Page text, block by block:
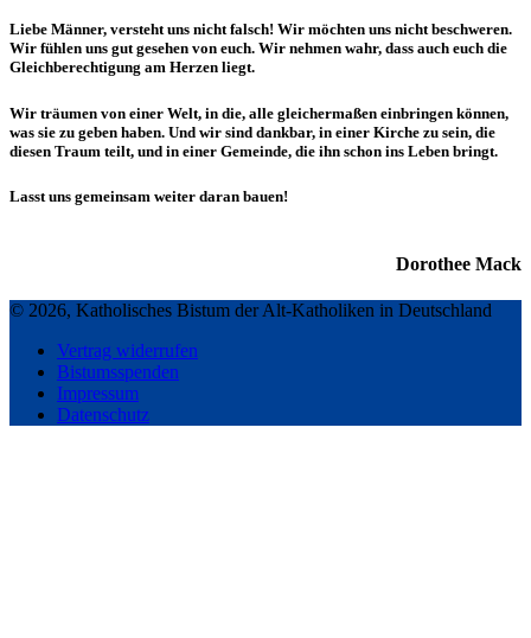
Liebe Männer, versteht uns nicht falsch! Wir möchten uns nicht beschweren.
Wir fühlen uns gut gesehen von euch. Wir nehmen wahr, dass auch euch die
Gleichberechtigung am Herzen liegt.
Wir träumen von einer Welt, in die, alle gleichermaßen einbringen können,
was sie zu geben haben. Und wir sind dankbar, in einer Kirche zu sein, die
diesen Traum teilt, und in einer Gemeinde, die ihn schon ins Leben bringt.
Lasst uns gemeinsam weiter daran bauen!
Dorothee Mack
© 2026, Katholisches Bistum der Alt-Katholiken in Deutschland
Vertrag widerrufen
Bistumsspenden
Impressum
Datenschutz